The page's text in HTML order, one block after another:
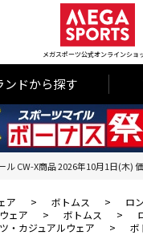
メガスポーツ公式オンラインショ
ンドから探す
ル CW-X商品 2026年10月1日(木)
ア > ボトムス > ロ
ェア > ボトムス >
・カジュアルウェア > ボ